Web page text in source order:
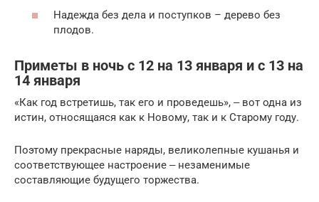
Надежда без дела и поступков – дерево без
плодов.
Приметы в ночь с 12 на 13 января и с 13 на
14 января
«Как год встретишь, так его и проведешь», ‒ вот одна из
истин, относящаяся как к Новому, так и к Старому году.
Поэтому прекрасные наряды, великолепные кушанья и
соответствующее настроение ‒ незаменимые
составляющие будущего торжества.